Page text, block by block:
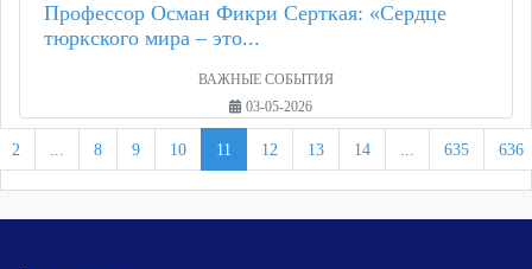
Профессор Осман Фикри Серткая: «Сердце
тюркского мира – это...
ВАЖНЫЕ СОБЫТИЯ
03-05-2026
2 ... 8 9 10 11 12 13 14 ... 635 636